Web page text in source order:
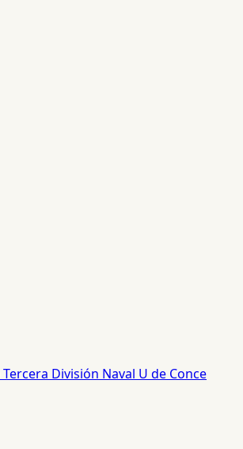
Tercera División Naval U de Conce